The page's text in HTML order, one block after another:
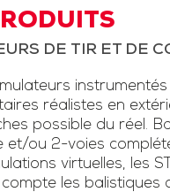
DE TIR ET DE
réalistes en
possible du réel.
et/ou 2-voies
virtuelles, les
les balistiques